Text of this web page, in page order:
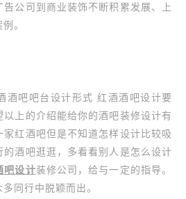
公司到商业装饰不断积累发展、上
。
吧吧台设计形式 红酒酒吧设计要
以上的介绍能给你的酒吧装修设计有
红酒吧但是不知道怎样设计比较吸
的酒吧逛逛，多看看别人是怎么设计
吧设计装修公司，给与一定的指导。
同行中脱颖而出。